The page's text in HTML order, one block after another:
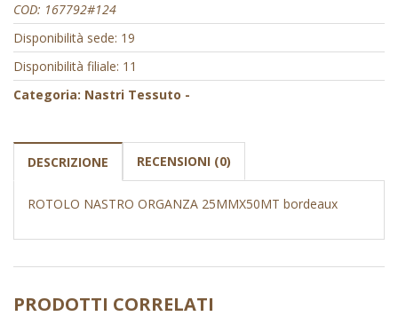
COD: 167792#124
Disponibilità sede: 19
Disponibilità filiale: 11
Categoria: Nastri Tessuto -
DESCRIZIONE RECENSIONI (0)
ROTOLO NASTRO ORGANZA 25MMX50MT bordeaux
PRODOTTI CORRELATI